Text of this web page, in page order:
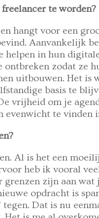
te worden?
hangt voor een
Aanvankelijk
helpen in hun
ontbreken zodat ze
uitbouwen. Het is
basis te
vrijheid om je
evenwicht te vinden
Al is het een
heb ik vooral
grenzen zijn aan
opdracht is
tegen. Dat is nu